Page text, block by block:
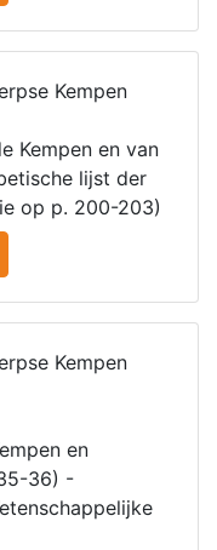
Kempen
Kempen en van
lijst der
op p. 200-203)
Kempen
en
36) -